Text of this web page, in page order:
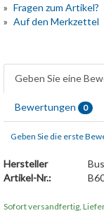
Fragen zum Artikel?
Auf den Merkzettel
Geben Sie eine
Bewertungen 0
Geben Sie die erste
Hersteller
Artikel-Nr.:
Sofort versandfertig,